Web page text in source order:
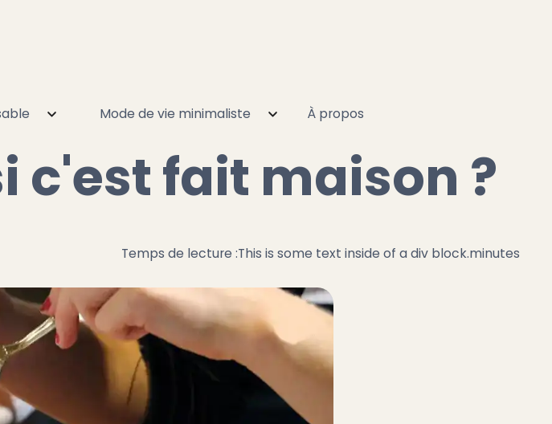
Mode de vie minimaliste À propos
c'est fait maison ?
Temps de lecture :This is some text inside of a div block.minutes